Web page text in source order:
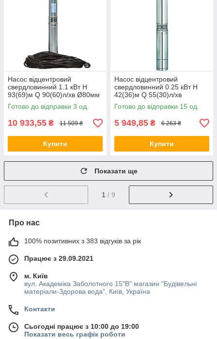
Насос відцентровий
свердловинний 1.1 кВт H
93(69)м Q 90(60)л/хв Ø80мм
(кабель 40м) AQUATICA
(DONGYIN) арт.(777394)
Готово до відправки 3 од.
10 933,55 ₴ 11 509 ₴
Купити
Насос відцентровий
свердловинний 0.25 кВт H
42(36)м Q 55(30)л/хв
Ø102мм (кабель 30м)
AQUATICA (DONGYIN) арт.
Готово до відправки 15 од.
5 949,85 ₴ 6 263 ₴
Купити
Показати ще
1 / 9
Про нас
100% позитивних з 383 відгуків за рік
Працює з 29.09.2021
м. Київ
вул. Академіка Заболотного 15"В" магазин "Будівельні
матеріали-Здорова вода", Київ, Україна
Контакти
Сьогодні працює з 10:00 до 19:00
Показати весь графік роботи